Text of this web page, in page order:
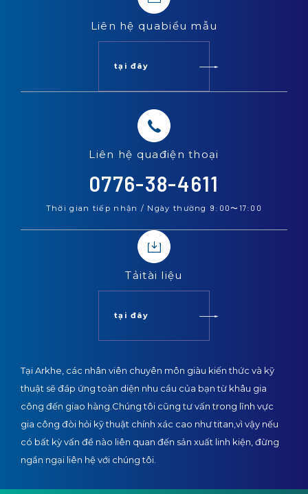
Liên hệ quabiểu mẫu
tại đây
Liên hệ quađiện thoại
0776-38-4611
Thời gian tiếp nhận / Ngày thường 9:00〜 17:00
Tảitài liệu
tại đây
Tại Arkhe, các nhân viên chuyên môn giàu kiến thức và kỹ
thuật sẽ đáp ứng toàn diện nhu cầu của bạn từ khâu gia
công đến giao hàng.Chúng tôi cũng tư vấn trong lĩnh vực
gia công đòi hỏi kỹ thuật chính xác cao như titan,vì vậy nếu
có bất kỳ vấn đề nào liên quan đến sản xuất linh kiện, đừng
ngần ngại liên hệ với chúng tôi.